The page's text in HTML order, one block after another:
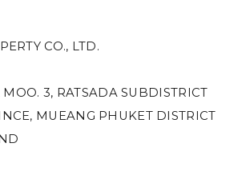
CO., LTD.
3, RATSADA SUBDISTRICT
MUEANG PHUKET DISTRICT